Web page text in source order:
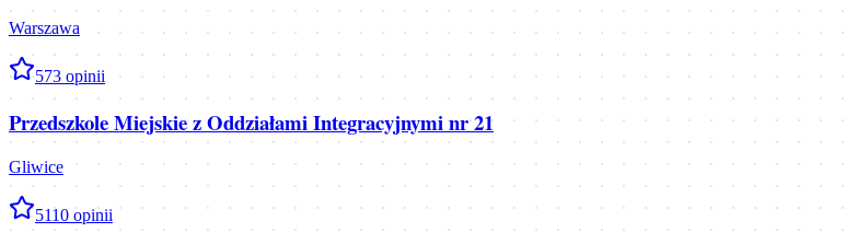
Warszawa
573 opinii
Przedszkole Miejskie z Oddziałami Integracyjnymi nr 21
Gliwice
5110 opinii